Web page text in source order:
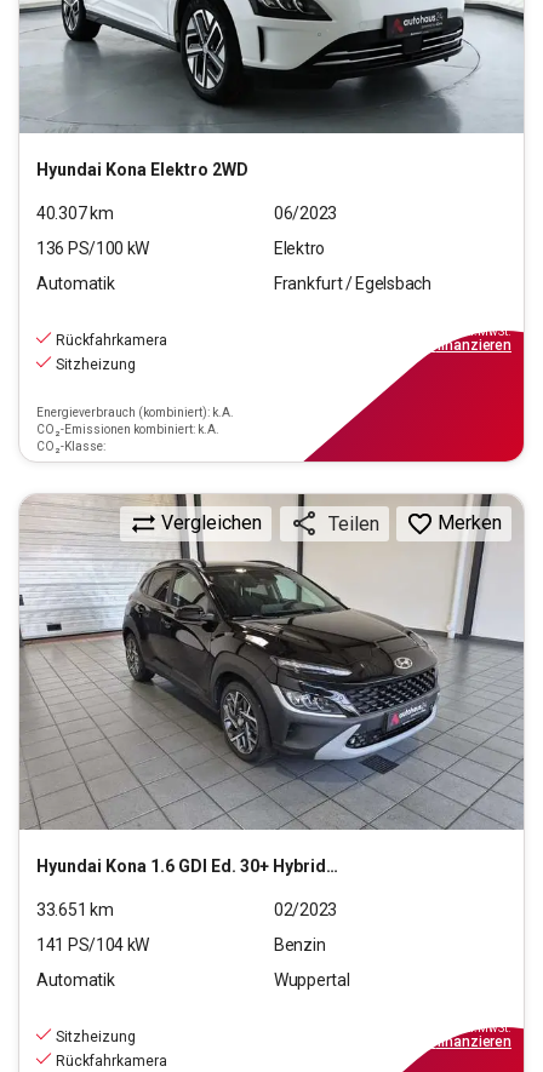
Hyundai Kona Elektro 2WD
40.307km
06/2023
136 PS/100 kW
Elektro
Automatik
Frankfurt / Egelsbach
Rückfahrkamera
Sitzheizung
Energieverbrauch (kombiniert): k.A.
CO₂-Emissionen kombiniert: k.A.
CO₂-Klasse:
inkl.MwSt.
finanzieren
Hyundai Kona 1.6 GDI Ed. 30+ Hybrid 2WD (EURO 6d)
Vergleichen Teilen Merken
33.651 km
02/2023
141 PS/104 kW
Benzin
Automatik
Wuppertal
Sitzheizung
Rückfahrkamera
inkl.MwSt.
finanzieren